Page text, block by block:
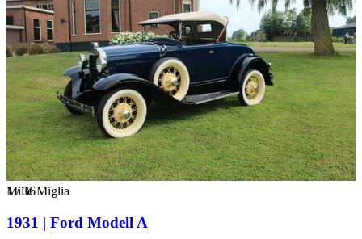
1/36
Mille Miglia
1931 | Ford Modell A